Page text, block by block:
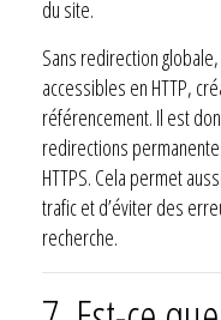
du site.
Sans redirection
accessibles en HTTP,
référencement. Il est
redirections
HTTPS. Cela permet
trafic et d’éviter des
recherche.